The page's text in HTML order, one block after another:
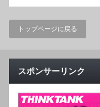
トップページに戻る
スポンサーリンク